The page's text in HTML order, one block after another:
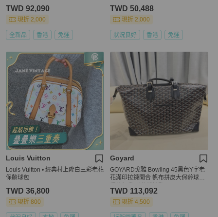
TWD 92,090
現折 2,000
全新品 香港 免運
TWD 50,488
現折 2,000
狀況良好 香港 免運
Louis Vuitton
Louis Vuitton • 經典村上隆白三彩老花
保齡球包
TWD 36,800
現折 800
Goyard
GOYARD戈雅 Bowling 45黑色Y字老
花滿印拉鍊開合 帆布拼皮大保齡球手
TWD 113,092
現折 4,500